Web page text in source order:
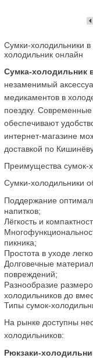
Сумки-холодильники
холодильник онлайн
Сумка-холодильник
незаменимый
медикаментов в
поездку.
обеспечивают
интернет-магазине
доставкой по
Преимущества сумок-
Сумки-холодильники
Поддержание
напитков;
Лёгкость и
пикника;
Простота в уходе
Долговечные
повреждений;
Разнообразие
холодильников до
Типы сумок-
На рынке доступны
холодильников:
Рюкзаки-